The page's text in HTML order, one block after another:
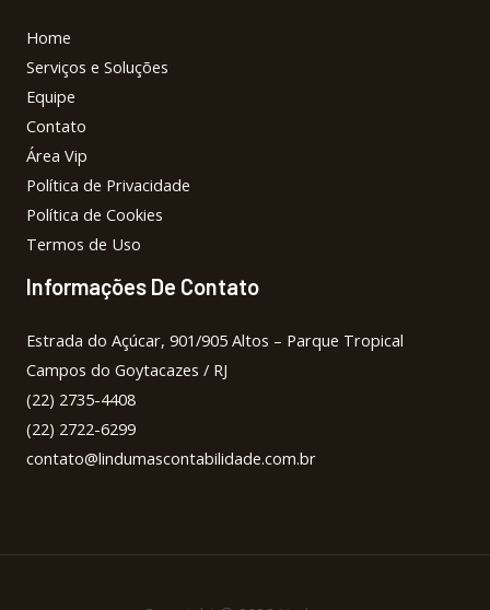
Home
Serviços e Soluções
Equipe
Contato
Área Vip
Política de Privacidade
Política de Cookies
Termos de Uso
Informações De Contato
Estrada do Açúcar, 901/905 Altos – Parque Tropical
Campos do Goytacazes / RJ
(22) 2735-4408
(22) 2722-6299
contato@lindumascontabilidade.com.br